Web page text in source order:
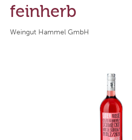
feinherb
Weingut Hammel GmbH